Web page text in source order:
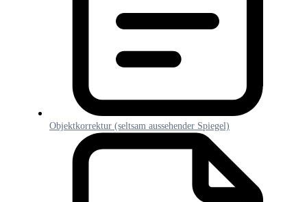
Objektkorrektur (seltsam aussehender Spiegel)